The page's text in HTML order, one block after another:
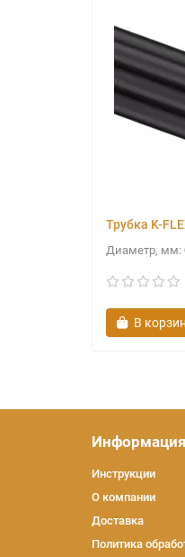
Трубка K-
Диаметр, мм:
В
Информация
Инструкции
О компании
Доставка
Политика